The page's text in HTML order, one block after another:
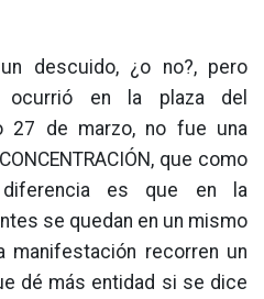
descuido, ¿o no?, pero
en la plaza del
27 de marzo, no fue una
que como
es que en la
se quedan en un mismo
manifestación recorren un
dé más entidad si se dice